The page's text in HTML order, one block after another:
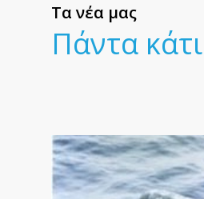
Τα νέα μας
Πάντα